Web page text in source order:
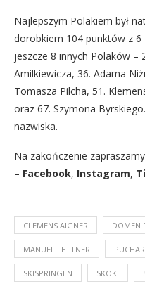
Najlepszym Polakiem był
dorobkiem 104 punktów z
jeszcze 8 innych Polaków –
Amilkiewicza, 36. Adama
Tomasza Pilcha, 51.
oraz 67. Szymona
nazwiska.
Na zakończenie
– Facebook, Instagram,
CLEMENS AIGNER DOMEN
MANUEL FETTNER
SKISPRINGEN SKOKI